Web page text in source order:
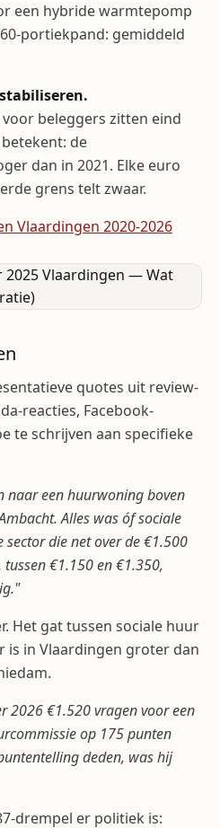
een hybride warmtepomp
portiekpand: gemiddeld
beleggers zitten eind
betekent: de
dan in 2021. Elke euro
grens telt zwaar.
Vlaardingen 2020-2026
quotes uit review-
reacties, Facebook-
te schrijven aan specifieke
naar een huurwoning boven
Alles was óf sociale
die net over de €1.500
€1.150 en €1.350,
Het gat tussen sociale huur
is in Vlaardingen groter dan
2026 €1.520 vragen voor een
op 175 punten
deden, was hij
drempel er politiek is: